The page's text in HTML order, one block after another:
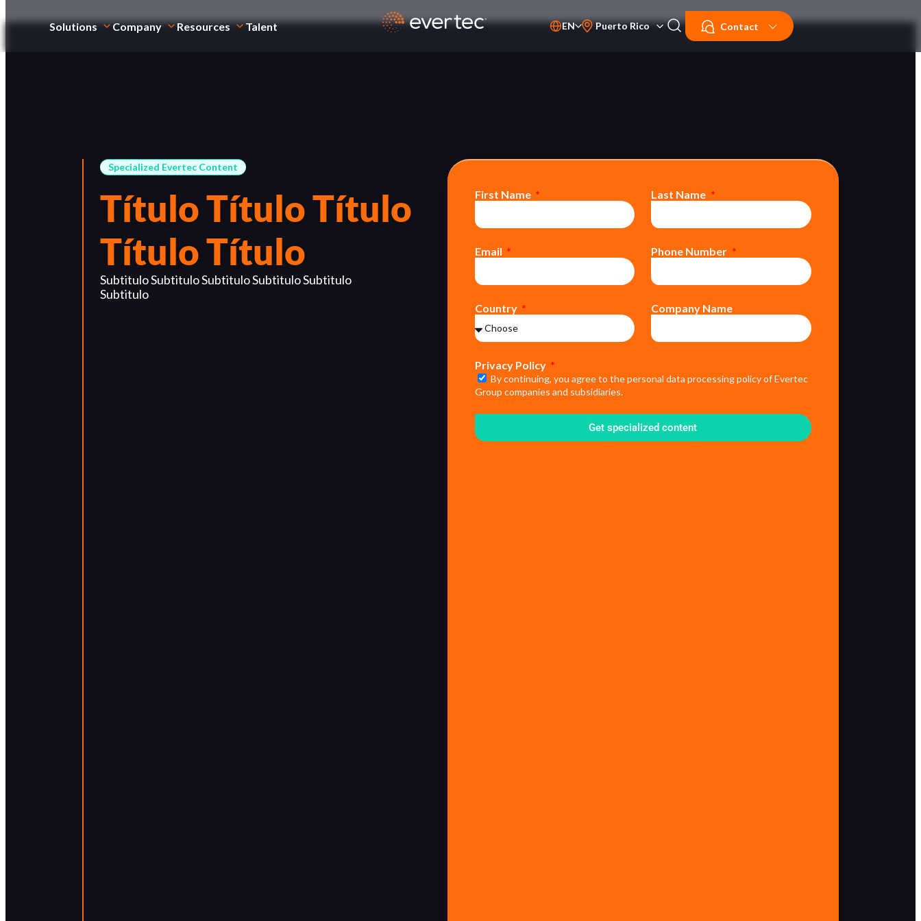
Solutions Company Resources Talent EN Puerto Rico Contact
Specialized Evertec Content
Título Título Título
Título Título
Subtitulo Subtitulo Subtitulo Subtitulo Subtitulo
Subtitulo
First Name Last Name
Email Phone Number
Country Company Name
Privacy Policy
By continuing, you agree to the personal data processing policy of Evertec
Group companies and subsidiaries.
Get specialized content